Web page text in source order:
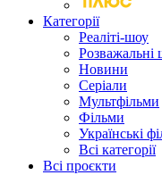
Категорії
Реаліті-шоу
Розважальні
Новини
Серіали
Мультфільми
Фільми
Українські
Всі категорії
Всі проєкти